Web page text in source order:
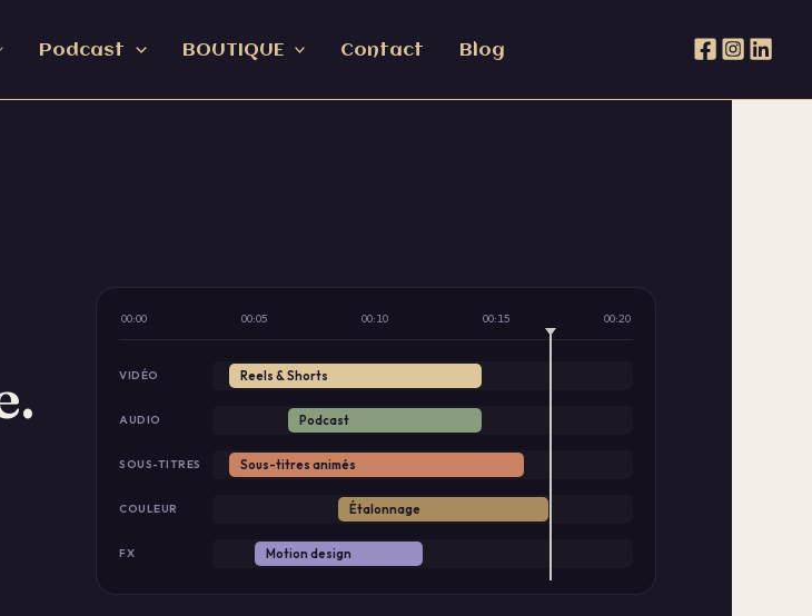
Podcast BOUTIQUE Contact Blog
00:00 00:05 00:10 00:15 00:20
VIDÉO Reels & Shorts
AUDIO Podcast
SOUS-TITRES Sous-titres animés
COULEUR Étalonnage
FX Motion design